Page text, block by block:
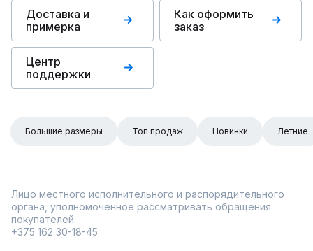
Доставка и
примерка
Как оформить
заказ
Центр
поддержки
Большие размеры Топ продаж Новинки Летние
Лицо местного исполнительного и распорядительного
органа, уполномоченное рассматривать обращения
покупателей:
+375 162 30-18-45